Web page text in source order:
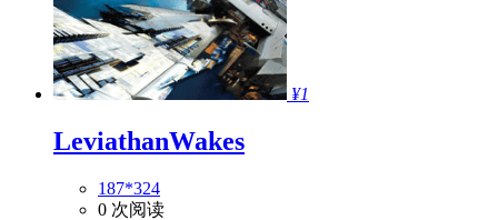
¥1
LeviathanWakes
187*324
0 次阅读